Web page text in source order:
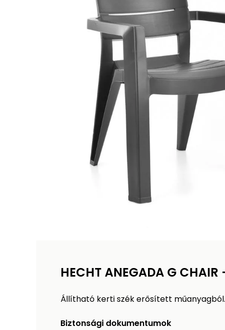
HECHT ANEGADA G
Állítható kerti szék erősített műanyagból.
Biztonsági dokumentumok